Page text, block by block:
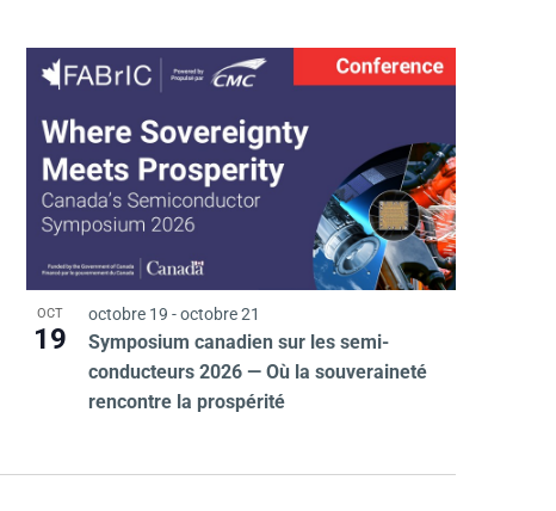
r
c
o
n
s
u
v
è
n
e
m
e
OCT
19
Symposium canadien sur les semi-
conducteurs 2026 — Où la souveraineté
rencontre la prospérité
octobre 19 -octobre 21